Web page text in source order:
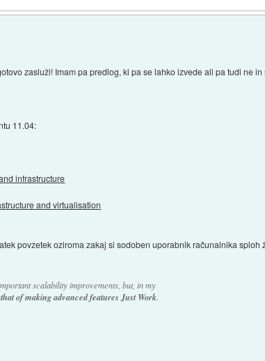
zasluži! Imam pa predlog, ki pa se lahko izvede ali pa tudi ne
11.04:
infrastructure
and virtualisation
povzetek oziroma zakaj si sodoben uporabnik računalnika
scalability improvements, but, in my
of making advanced features Just Work.